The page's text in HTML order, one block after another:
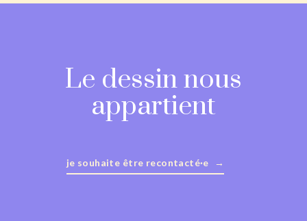
Le dessin nous
appartient
je souhaite être recontacté·e